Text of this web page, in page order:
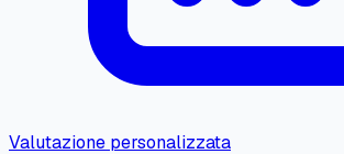
Valutazione personalizzata